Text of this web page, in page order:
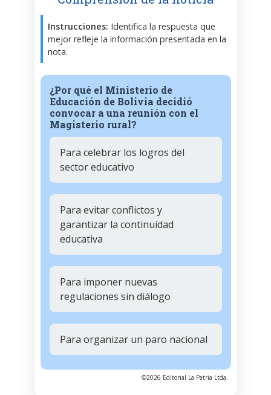
Instrucciones: Identifica la respuesta que
mejor refleje la información presentada en la
nota.
¿Por qué el Ministerio de
Educación de Bolivia decidió
convocar a una reunión con el
Magisterio rural?
Para celebrar los logros del
sector educativo
Para evitar conflictos y
garantizar la continuidad
educativa
Para imponer nuevas
regulaciones sin diálogo
Para organizar un paro nacional
©2026 Editorial La Patria Ltda.